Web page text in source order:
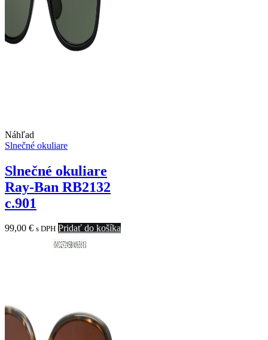
Náhľad
Slnečné okuliare
Slnečné okuliare
Ray-Ban RB2132
c.901
99,00 € s DPH Pridať do košíka